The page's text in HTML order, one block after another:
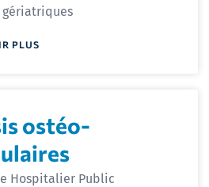
gériatriques
PLUS
ostéo-
Hospitalier Public